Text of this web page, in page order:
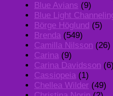
Blue Avians (9)
Blue Light
Börge Höglund (5)
Brenda (549)
Camilla Nilsson (26)
Carina (9)
Carina Davidsson (6)
Cassiopeia (1)
Chellea Wilder (49)